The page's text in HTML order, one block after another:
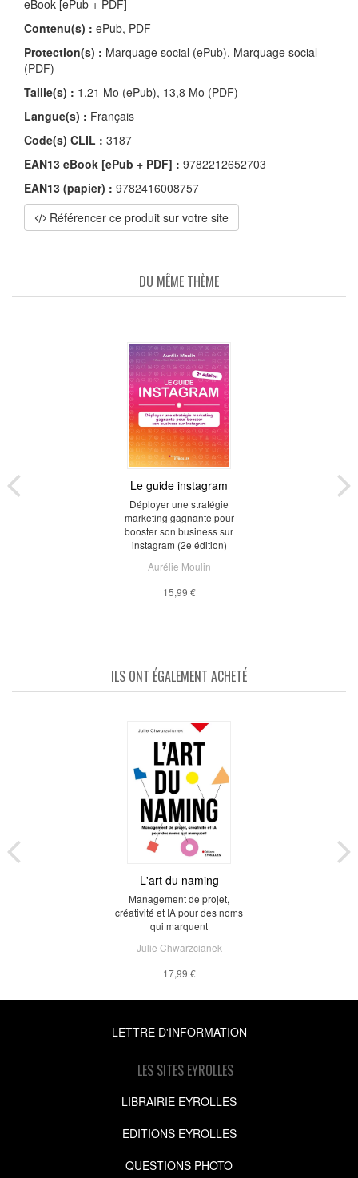
eBook [ePub + PDF]
Contenu(s) : ePub, PDF
Protection(s) : Marquage social (ePub), Marquage social
(PDF)
Taille(s) : 1,21 Mo (ePub), 13,8 Mo (PDF)
Langue(s) : Français
Code(s) CLIL : 3187
EAN13 eBook [ePub + PDF] : 9782212652703
EAN13 (papier) : 9782416008757
Référencer ce produit sur votre site
DU MÊME THÈME
Le guide instagram
Déployer une stratégie
marketing gagnante pour
booster son business sur
instagram (2e édition)
Aurélie Moulin
15,99 €
ILS ONT ÉGALEMENT ACHETÉ
L'art du naming
Management de projet,
créativité et IA pour des noms
qui marquent
Julie Chwarzcianek
17,99 €
LETTRE D'INFORMATION
LES SITES EYROLLES
LIBRAIRIE EYROLLES
EDITIONS EYROLLES
QUESTIONS PHOTO